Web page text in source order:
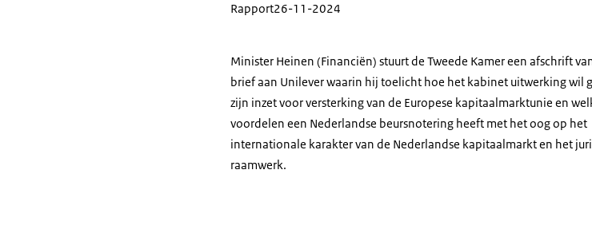
Rapport26-11-2024
Minister Heinen (Financiën) stuurt de Tweede Kamer een afschrift
brief aan Unilever waarin hij toelicht hoe het kabinet uitwerking wil
zijn inzet voor versterking van de Europese kapitaalmarktunie en
voordelen een Nederlandse beursnotering heeft met het oog op het
internationale karakter van de Nederlandse kapitaalmarkt en het
raamwerk.